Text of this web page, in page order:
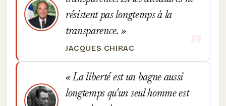
résistent pas longtemps à la
transparence.
JACQUES CHIRAC
La liberté est un bagne aussi
longtemps qu'un seul homme est